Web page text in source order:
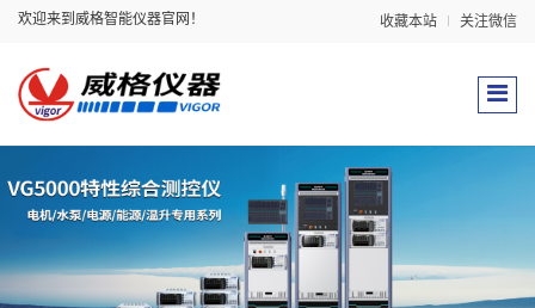
欢迎来到威格智能仪器官网！ 收藏本站 关注微信